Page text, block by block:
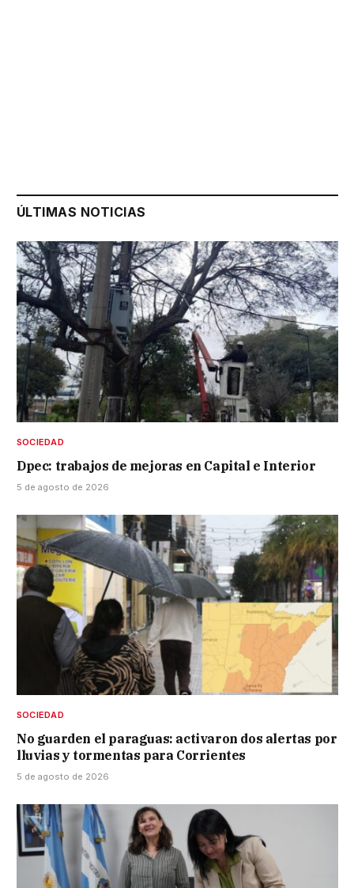
ÚLTIMAS NOTICIAS
SOCIEDAD
Dpec: trabajos de mejoras en Capital e Interior
5 de agosto de 2026
SOCIEDAD
No guarden el paraguas: activaron dos alertas por
lluvias y tormentas para Corrientes
5 de agosto de 2026